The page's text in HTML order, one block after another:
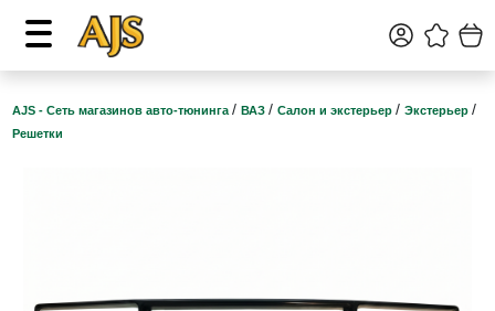
AJS - Сеть магазинов авто-тюнинга / ВАЗ / Салон и экстерьер / Экстерьер /
Решетки